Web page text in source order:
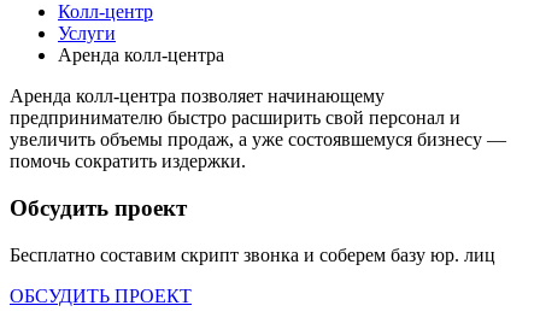
Колл-центр
Услуги
Аренда колл-центра
Аренда колл-центра позволяет начинающему
предпринимателю быстро расширить свой персонал и
увеличить объемы продаж, а уже состоявшемуся бизнесу —
помочь сократить издержки.
Обсудить проект
Бесплатно составим скрипт звонка и соберем базу юр. лиц
ОБСУДИТЬ ПРОЕКТ